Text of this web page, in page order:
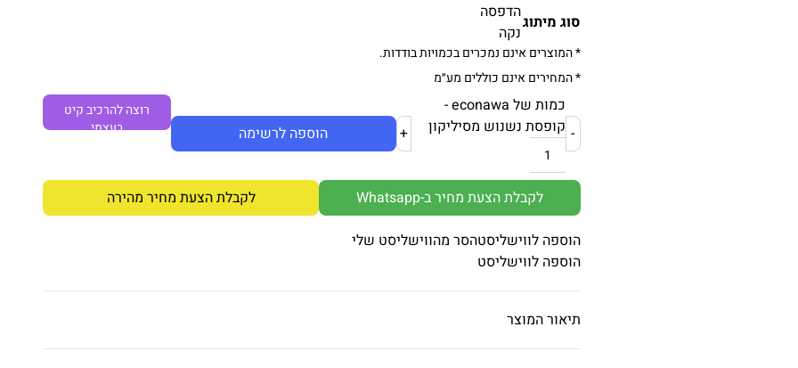
סוג מיתוגהדפסה
נקה
* המוצרים אינם נמכרים בכמויות בודדות.
* המחירים אינם כוללים מע״מ
-
כמות של econawa -
קופסת נשנוש מסיליקון
+ הוספה לרשימה
רוצה להרכיב קיט
בעצמי
לקבלת הצעת מחיר ב-Whatsapp
לקבלת הצעת מחיר מהירה
הוספה לווישליסטהסר מהווישליסט שלי
הוספה לווישליסט
תיאור המוצר